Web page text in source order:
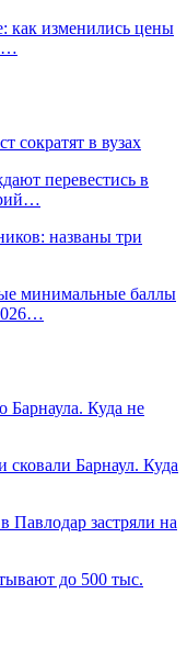
как изменились цены
сократят в вузах
перевестись в
названы три
минимальные баллы
Барнаула. Куда не
сковали Барнаул. Куда
Павлодар застряли на
до 500 тыс.